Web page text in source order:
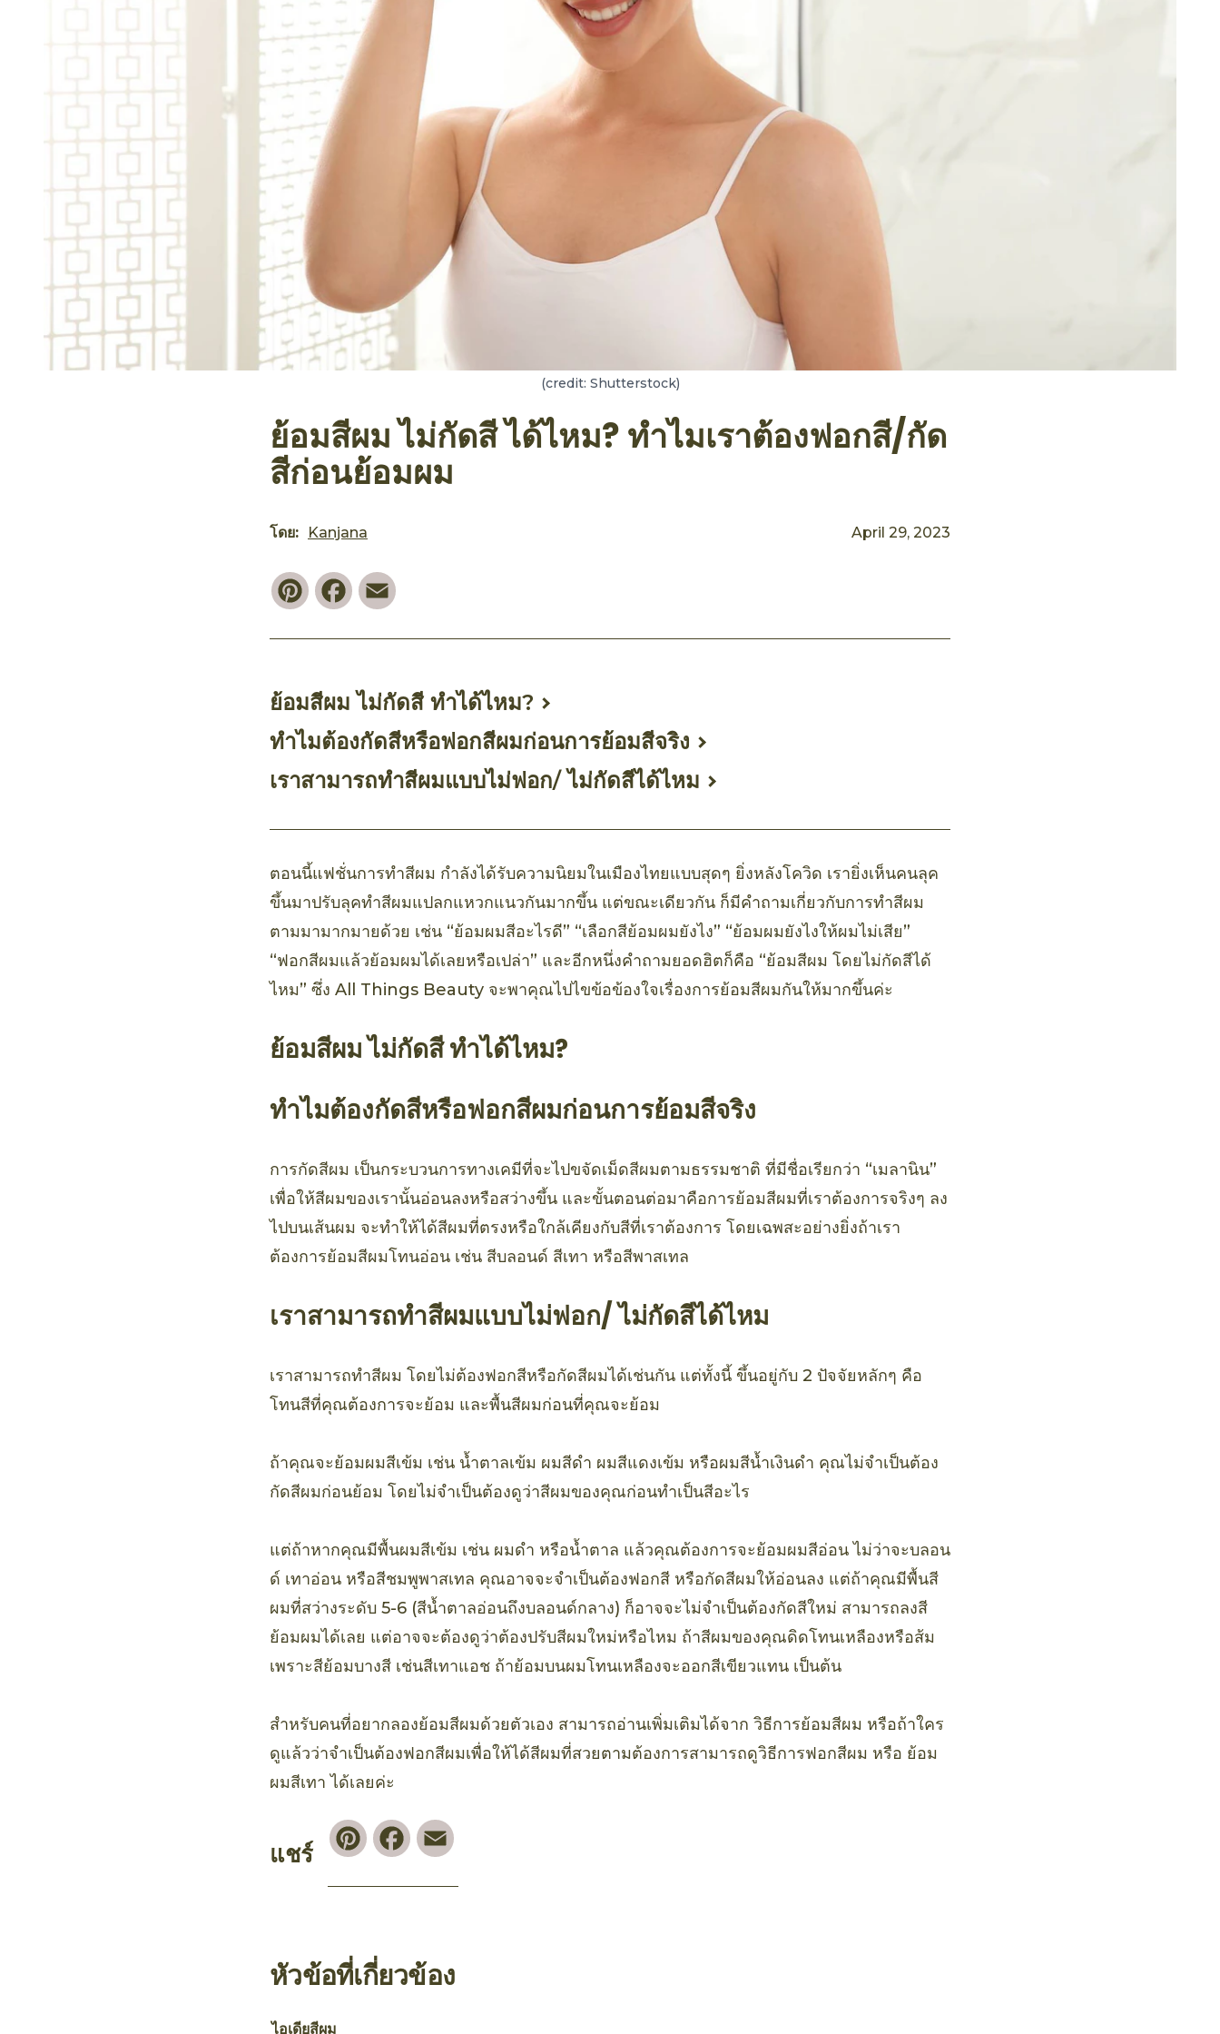
(credit: Shutterstock)
ย้อมสีผม ไม่กัดสี ได้ไหม? ทำไมเราต้องฟอกสี/กัด
สีก่อนย้อมผม
โดย: Kanjana April 29, 2023
PinterestFacebook
ย้อมสีผม ไม่กัดสี ทำได้ไหม?
ทำไมต้องกัดสีหรือฟอกสีผมก่อนการย้อมสีจริง
เราสามารถทำสีผมแบบไม่ฟอก/ ไม่กัดสีได้ไหม
ตอนนี้แฟชั่นการทำสีผม กำลังได้รับความนิยมในเมืองไทยแบบสุดๆ ยิ่งหลังโควิด เรายิ่งเห็นคนลุค
ขึ้นมาปรับลุคทำสีผมแปลกแหวกแนวกันมากขึ้น แต่ขณะเดียวกัน ก็มีคำถามเกี่ยวกับการทำสีผม
ตามมามากมายด้วย เช่น “ย้อมผมสีอะไรดี” “เลือกสีย้อมผมยังไง” “ย้อมผมยังไงให้ผมไม่เสีย”
“ฟอกสีผมแล้วย้อมผมได้เลยหรือเปล่า” และอีกหนึ่งคำถามยอดฮิตก็คือ “ย้อมสีผม โดยไม่กัดสีได้
ไหม” ซึ่ง All Things Beauty จะพาคุณไปไขข้อข้องใจเรื่องการย้อมสีผมกันให้มากขึ้นค่ะ
ย้อมสีผม ไม่กัดสี ทำได้ไหม?
ทำไมต้องกัดสีหรือฟอกสีผมก่อนการย้อมสีจริง
การกัดสีผม เป็นกระบวนการทางเคมีที่จะไปขจัดเม็ดสีผมตามธรรมชาติ ที่มีชื่อเรียกว่า “เมลานิน”
เพื่อให้สีผมของเรานั้นอ่อนลงหรือสว่างขึ้น และขั้นตอนต่อมาคือการย้อมสีผมที่เราต้องการจริงๆ ลง
ไปบนเส้นผม จะทำให้ได้สีผมที่ตรงหรือใกล้เคียงกับสีที่เราต้องการ โดยเฉพสะอย่างยิ่งถ้าเรา
ต้องการย้อมสีผมโทนอ่อน เช่น สีบลอนด์ สีเทา หรือสีพาสเทล
เราสามารถทำสีผมแบบไม่ฟอก/ ไม่กัดสีได้ไหม
เราสามารถทำสีผม โดยไม่ต้องฟอกสีหรือกัดสีผมได้เช่นกัน แต่ทั้งนี้ ขึ้นอยู่กับ 2 ปัจจัยหลักๆ คือ
โทนสีที่คุณต้องการจะย้อม และพื้นสีผมก่อนที่คุณจะย้อม
ถ้าคุณจะย้อมผมสีเข้ม เช่น น้ำตาลเข้ม ผมสีดำ ผมสีแดงเข้ม หรือผมสีน้ำเงินดำ คุณไม่จำเป็นต้อง
กัดสีผมก่อนย้อม โดยไม่จำเป็นต้องดูว่าสีผมของคุณก่อนทำเป็นสีอะไร
แต่ถ้าหากคุณมีพื้นผมสีเข้ม เช่น ผมดำ หรือน้ำตาล แล้วคุณต้องการจะย้อมผมสีอ่อน ไม่ว่าจะบลอน
ด์ เทาอ่อน หรือสีชมพูพาสเทล คุณอาจจะจำเป็นต้องฟอกสี หรือกัดสีผมให้อ่อนลง แต่ถ้าคุณมีพื้นสี
ผมที่สว่างระดับ 5-6 (สีน้ำตาลอ่อนถึงบลอนด์กลาง) ก็อาจจะไม่จำเป็นต้องกัดสีใหม่ สามารถลงสี
ย้อมผมได้เลย แต่อาจจะต้องดูว่าต้องปรับสีผมใหม่หรือไหม ถ้าสีผมของคุณดิดโทนเหลืองหรือส้ม
เพราะสีย้อมบางสี เช่นสีเทาแอช ถ้าย้อมบนผมโทนเหลืองจะออกสีเขียวแทน เป็นต้น
สำหรับคนที่อยากลองย้อมสีผมด้วยตัวเอง สามารถอ่านเพิ่มเติมได้จาก วิธีการย้อมสีผม หรือถ้าใคร
ดูแล้วว่าจำเป็นต้องฟอกสีผมเพื่อให้ได้สีผมที่สวยตามต้องการสามารถดูวิธีการฟอกสีผม หรือ ย้อม
ผมสีเทา ได้เลยค่ะ
แชร์
PinterestFacebook
หัวข้อที่เกี่ยวข้อง
ไอเดียสีผม